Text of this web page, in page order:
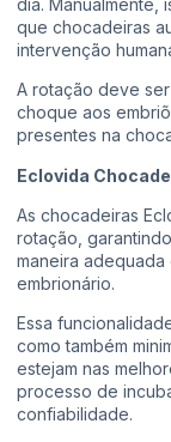
que chocadeiras
intervenção
A rotação deve
choque aos
presentes na
Eclovida
As chocadeiras
rotação,
maneira
embrionário.
Essa
como também
estejam nas
processo de
confiabilidade.